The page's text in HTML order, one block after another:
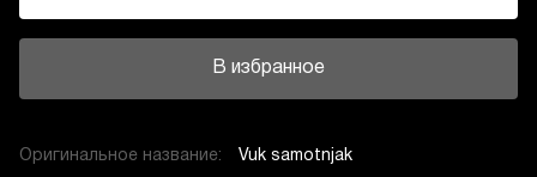
В избранное
Оригинальное название: Vuk samotnjak